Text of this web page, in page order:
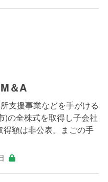
＆A
支援事業などを手がける
)の全株式を取得し子会社
額は非公表。まごの手